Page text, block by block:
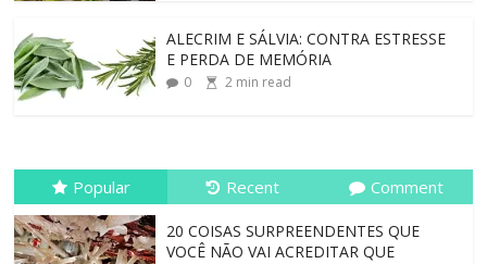
ALECRIM E SÁLVIA: CONTRA ESTRESSE
E PERDA DE MEMÓRIA
0 2 min read
Popular Recent Comment
20 COISAS SURPREENDENTES QUE
VOCÊ NÃO VAI ACREDITAR QUE